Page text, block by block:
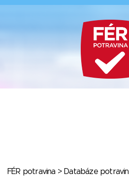
FÉR potravina > Databáze potravin